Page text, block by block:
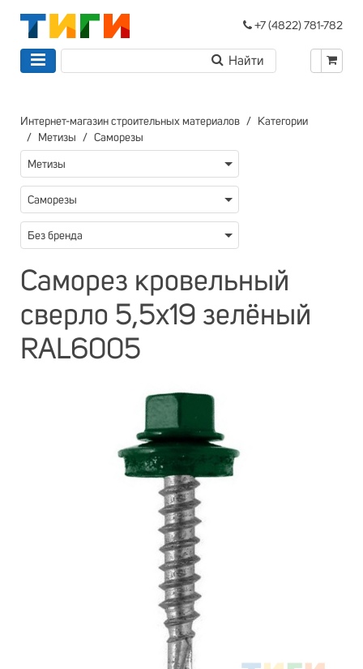
+7 (4822) 781-782
Интернет-магазин строительных материалов
Категории
Метизы
Саморезы
Метизы
Саморезы
Без бренда
Саморез кровельный
сверло 5,5х19 зелёный
RAL6005